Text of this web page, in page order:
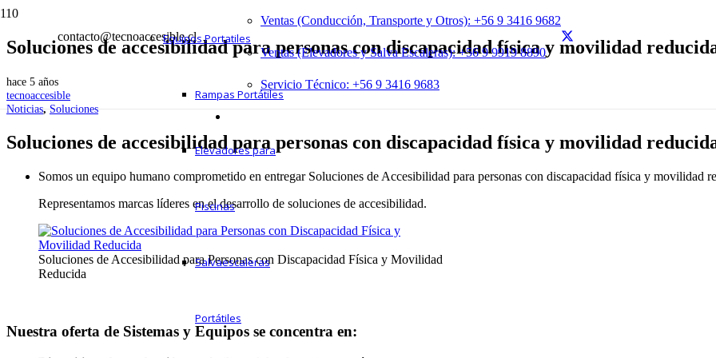
contacto@tecnoaccesible.cl
Ventas (Conducción, Transporte y Otros): +56 9 3416 9682
Ventas (Elevadores y Salva Escaleras): +56 9 9919 8890
Servicio Técnico: +56 9 3416 9683
Equipos Portatiles
Rampas Portátiles
Elevadores para
Piscinas
Salvaescaleras
Portátiles
Soluciones de accesibilidad para personas con discapacidad física y movilidad
hace 5 años
tecnoaccesible
Noticias, Soluciones
Soluciones de accesibilidad para personas con discapacidad física y movilidad
Somos un equipo humano comprometido en entregar Soluciones de Accesibilidad para personas con discapacidad física y movilidad
Representamos marcas líderes en el desarrollo de soluciones de accesibilidad.
Soluciones de Accesibilidad para Personas con Discapacidad Física y Movilidad
Reducida
Nuestra oferta de Sistemas y Equipos se concentra en: